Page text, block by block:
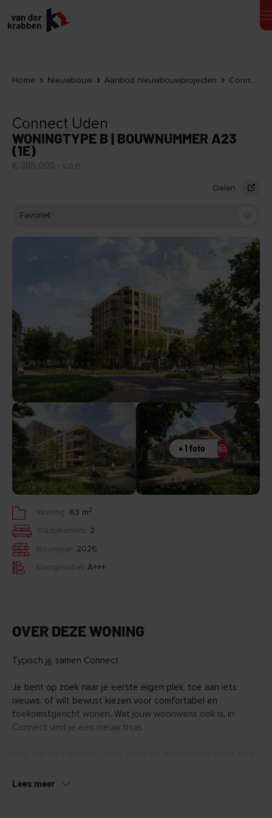
Home Nieuwbouw Aanbod nieuwbouwprojecten Connect Uden
Connect Uden
WONINGTYPE B | BOUWNUMMER A23
(1E)
€ 365.000,- v.o.n.
Delen
Favoriet
+ 1 foto
Woning: 63 m 2
Slaapkamers: 2
Bouwjaar: 2026
Energielabel: A+++
OVER DEZE WONING
Typisch jij, samen Connect
Je bent op zoek naar je eerste eigen plek, toe aan iets
nieuws, of wilt bewust kiezen voor comfortabel en
toekomstgericht wonen. Wat jouw woonwens ook is, in
Connect vind je een nieuw thuis.
penthouses en een aantal grondgebonden woningen.
Lees meer